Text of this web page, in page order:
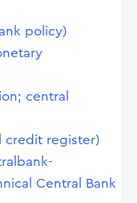
policy)
central
credit register)
Central Bank